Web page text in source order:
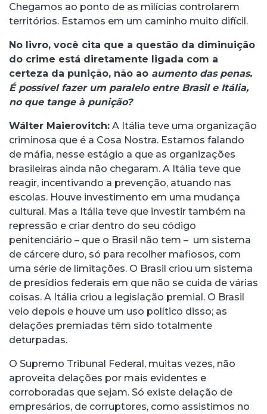
Chegamos ao ponto de as milícias controlarem
territórios. Estamos em um caminho muito difícil.
No livro, você cita que a questão da diminuição
do crime está diretamente ligada com a
certeza da punição, não ao aumento das penas.
É possível fazer um paralelo entre Brasil e Itália,
no que tange à punição?
Wálter Maierovitch: A Itália teve uma organização
criminosa que é a Cosa Nostra. Estamos falando
de máfia, nesse estágio a que as organizações
brasileiras ainda não chegaram. A Itália teve que
reagir, incentivando a prevenção, atuando nas
escolas. Houve investimento em uma mudança
cultural. Mas a Itália teve que investir também na
repressão e criar dentro do seu código
penitenciário – que o Brasil não tem – um sistema
de cárcere duro, só para recolher mafiosos, com
uma série de limitações. O Brasil criou um sistema
de presídios federais em que não se cuida de várias
coisas. A Itália criou a legislação premial. O Brasil
veio depois e houve um uso político disso; as
delações premiadas têm sido totalmente
deturpadas.
O Supremo Tribunal Federal, muitas vezes, não
aproveita delações por mais evidentes e
corroboradas que sejam. Só existe delação de
empresários, de corruptores, como assistimos no